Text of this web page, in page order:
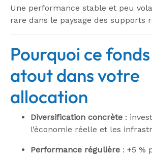
Une performance stable et peu
rare dans le paysage des supports
Pourquoi ce
atout dans votre
allocation
Diversification concrète :
l’économie réelle et les
Performance régulière : +5 %